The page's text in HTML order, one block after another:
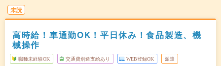
未読
高時給！車通勤OK！平日休み！食品製造、機
械操作
職種未経験OK 交通費別途支給あり WEB登録OK 派遣